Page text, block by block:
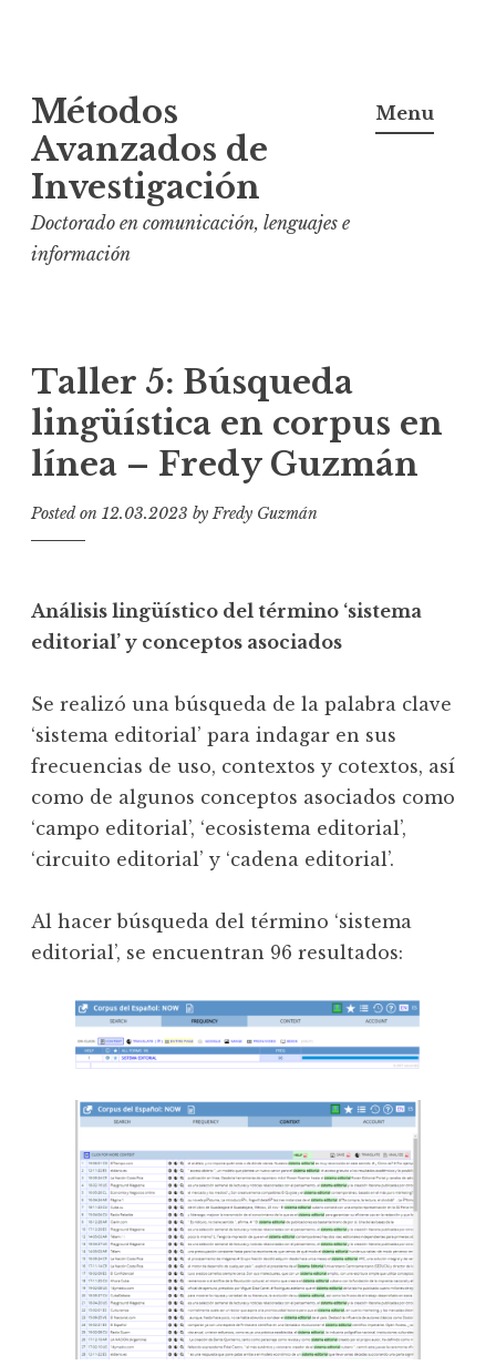
k
p
t
o
c
e
t
Métodos
Avanzados de
Investigación
Doctorado en comunicación, lenguajes e
información
Menu
Taller 5: Búsqueda
lingüística en corpus en
línea – Fredy Guzmán
Posted on 12.03.2023 byFredy Guzmán
Análisis lingüístico del término ‘sistema
editorial’ y conceptos asociados
Se realizó una búsqueda de la palabra clave
‘sistema editorial’ para indagar en sus
frecuencias de uso, contextos y cotextos, así
como de algunos conceptos asociados como
‘campo editorial’, ‘ecosistema editorial’,
‘circuito editorial’ y ‘cadena editorial’.
Al hacer búsqueda del término ‘sistema
editorial’, se encuentran 96 resultados: